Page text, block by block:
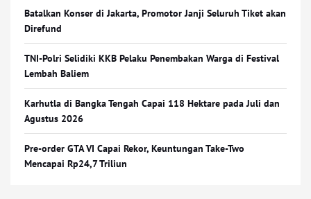
Batalkan Konser di Jakarta, Promotor Janji Seluruh Tiket akan
Direfund
TNI-Polri Selidiki KKB Pelaku Penembakan Warga di Festival
Lembah Baliem
Karhutla di Bangka Tengah Capai 118 Hektare pada Juli dan
Agustus 2026
Pre-order GTA VI Capai Rekor, Keuntungan Take-Two
Mencapai Rp24,7 Triliun